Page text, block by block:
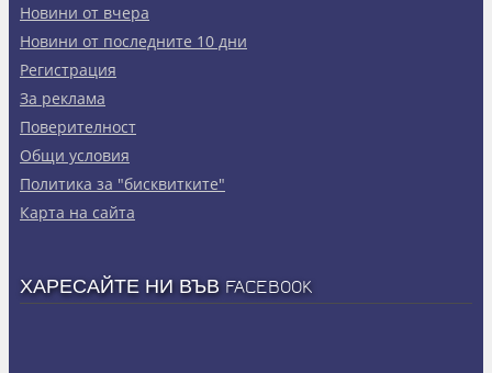
Новини от вчера
Новини от последните 10 дни
Регистрация
За реклама
Πoвepитeлнocт
Общи условия
Политика за "бисквитките"
Карта на сайта
ХАРЕСАЙТЕ НИ ВЪВ FACEBOOK